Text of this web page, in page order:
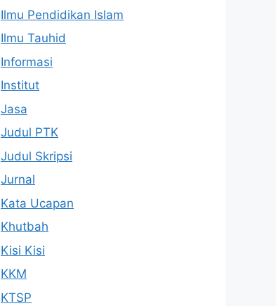
Ilmu Pendidikan Islam
Ilmu Tauhid
Informasi
Institut
Jasa
Judul PTK
Judul Skripsi
Jurnal
Kata Ucapan
Khutbah
Kisi Kisi
KKM
KTSP